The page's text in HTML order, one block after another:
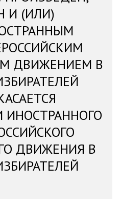
И (ИЛИ)
ДВИЖЕНИЕМ В
ИНОСТРАННОГО
ДВИЖЕНИЯ В